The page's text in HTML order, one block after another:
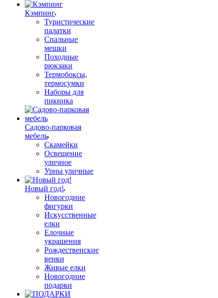
Кэмпинг
Туристические
палатки
Спальные
мешки
Походные
рюкзаки
Термобоксы,
термосумки
Наборы для
пикника
Садово-парковая
мебель
Скамейки
Освещение
уличное
Урны уличные
Новый год!
Новогодние
фигурки
Искусственные
елки
Елочные
украшения
Рождественские
венки
Живые елки
Новогодние
подарки